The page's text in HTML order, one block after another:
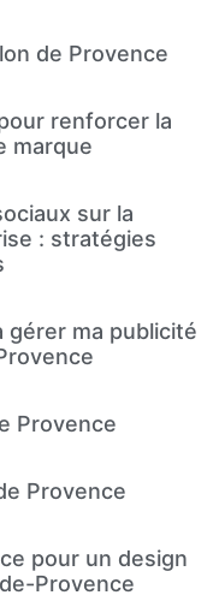
de Provence
renforcer la
marque
sur la
: stratégies
gérer ma publicité
Provence
Provence
pour un design
Provence